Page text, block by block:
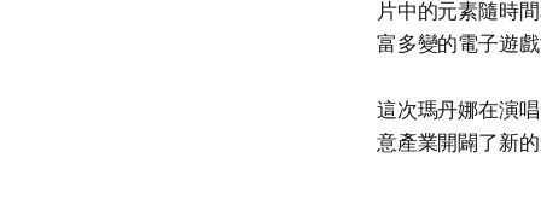
片中的元素隨時
富多變的電子遊
這次瑪丹娜在演
意產業開闢了新